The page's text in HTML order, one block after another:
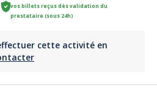
vos billets reçus dès validation du
prestataire (sous 24h)
cette activité en